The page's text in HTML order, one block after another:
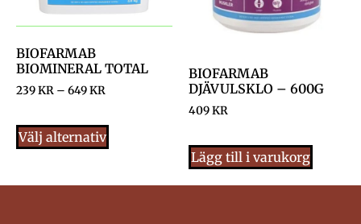
BIOFARMAB
BIOMINERAL TOTAL
239KR – 649KR
Välj alternativ
BIOFARMAB
DJÄVULSKLO – 600G
409KR
Lägg till i varukorg